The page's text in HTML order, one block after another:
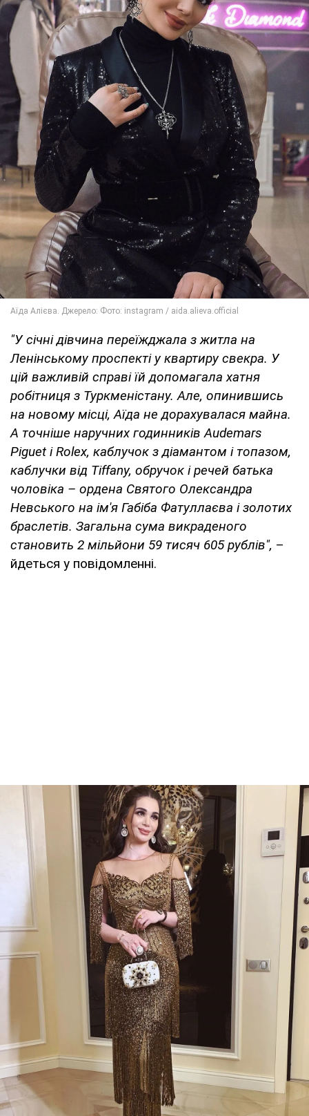
"У січні дівчина переїжджала з житла на
Ленінському проспекті у квартиру свекра. У
цій важливій справі їй допомагала хатня
робітниця з Туркменістану. Але, опинившись
на новому місці, Аїда не дорахувалася майна.
А точніше наручних годинників Audemars
Piguet і Rolex, каблучок з діамантом і топазом,
каблучки від Tiffany, обручок і речей батька
чоловіка – ордена Святого Олександра
Невського на ім'я Габіба Фатуллаєва і золотих
браслетів. Загальна сума викраденого
становить 2 мільйони 59 тисяч 605 рублів", –
йдеться у повідомленні.